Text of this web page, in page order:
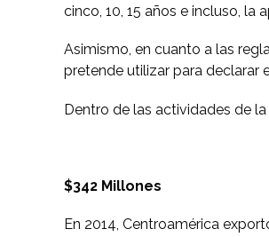
cinco, 10, 15 años e incluso,
Asimismo, en cuanto a las
pretende utilizar para declarar
Dentro de las actividades de
$342 Millones
En 2014, Centroamérica